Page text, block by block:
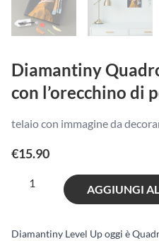
Diamantiny
con l’orecchino di
telaio con immagine da
€15.90
Diamantiny
I
AGGIUNGI
Diamantiny Level Up oggi è